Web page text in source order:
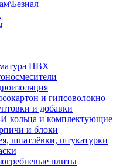
ПВХ
и гипсоволокно
и добавки
кольца и комплектующие
и блоки
шпатлёвки, штукатурки
плиты